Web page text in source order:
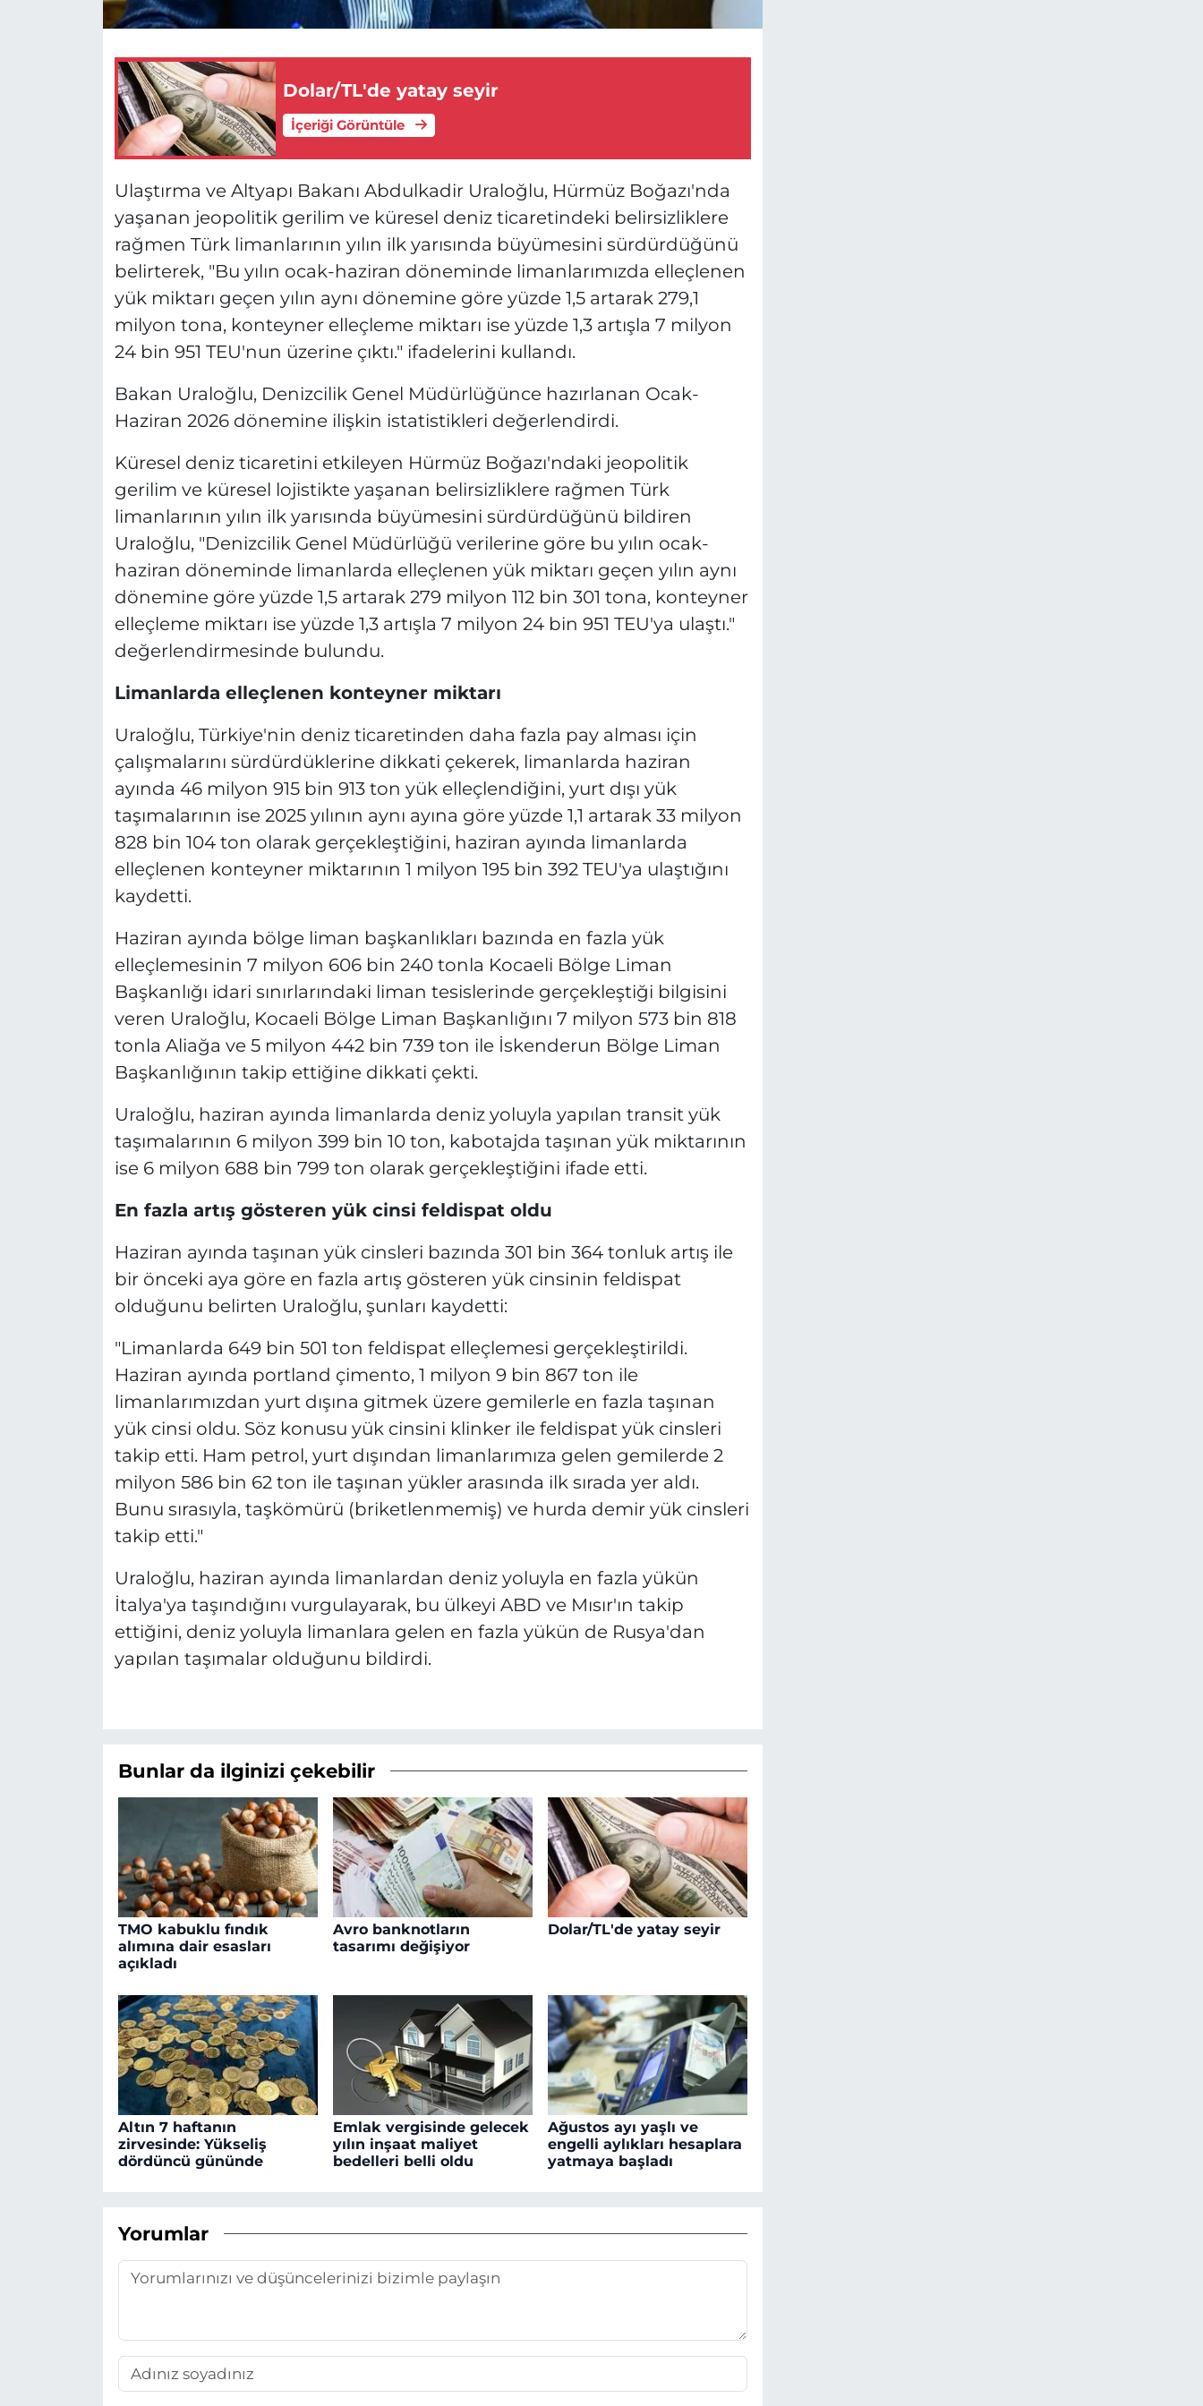
Dolar/TL'de yatay seyir
İçeriği Görüntüle
Ulaştırma ve Altyapı Bakanı Abdulkadir Uraloğlu, Hürmüz Boğazı'nda
yaşanan jeopolitik gerilim ve küresel deniz ticaretindeki belirsizliklere
rağmen Türk limanlarının yılın ilk yarısında büyümesini sürdürdüğünü
belirterek, "Bu yılın ocak-haziran döneminde limanlarımızda elleçlenen
yük miktarı geçen yılın aynı dönemine göre yüzde 1,5 artarak 279,1
milyon tona, konteyner elleçleme miktarı ise yüzde 1,3 artışla 7 milyon
24 bin 951 TEU'nun üzerine çıktı." ifadelerini kullandı.
Bakan Uraloğlu, Denizcilik Genel Müdürlüğünce hazırlanan Ocak-
Haziran 2026 dönemine ilişkin istatistikleri değerlendirdi.
Küresel deniz ticaretini etkileyen Hürmüz Boğazı'ndaki jeopolitik
gerilim ve küresel lojistikte yaşanan belirsizliklere rağmen Türk
limanlarının yılın ilk yarısında büyümesini sürdürdüğünü bildiren
Uraloğlu, "Denizcilik Genel Müdürlüğü verilerine göre bu yılın ocak-
haziran döneminde limanlarda elleçlenen yük miktarı geçen yılın aynı
dönemine göre yüzde 1,5 artarak 279 milyon 112 bin 301 tona, konteyner
elleçleme miktarı ise yüzde 1,3 artışla 7 milyon 24 bin 951 TEU'ya ulaştı."
değerlendirmesinde bulundu.
Limanlarda elleçlenen konteyner miktarı
Uraloğlu, Türkiye'nin deniz ticaretinden daha fazla pay alması için
çalışmalarını sürdürdüklerine dikkati çekerek, limanlarda haziran
ayında 46 milyon 915 bin 913 ton yük elleçlendiğini, yurt dışı yük
taşımalarının ise 2025 yılının aynı ayına göre yüzde 1,1 artarak 33 milyon
828 bin 104 ton olarak gerçekleştiğini, haziran ayında limanlarda
elleçlenen konteyner miktarının 1 milyon 195 bin 392 TEU'ya ulaştığını
kaydetti.
Haziran ayında bölge liman başkanlıkları bazında en fazla yük
elleçlemesinin 7 milyon 606 bin 240 tonla Kocaeli Bölge Liman
Başkanlığı idari sınırlarındaki liman tesislerinde gerçekleştiği bilgisini
veren Uraloğlu, Kocaeli Bölge Liman Başkanlığını 7 milyon 573 bin 818
tonla Aliağa ve 5 milyon 442 bin 739 ton ile İskenderun Bölge Liman
Başkanlığının takip ettiğine dikkati çekti.
Uraloğlu, haziran ayında limanlarda deniz yoluyla yapılan transit yük
taşımalarının 6 milyon 399 bin 10 ton, kabotajda taşınan yük miktarının
ise 6 milyon 688 bin 799 ton olarak gerçekleştiğini ifade etti.
En fazla artış gösteren yük cinsi feldispat oldu
Haziran ayında taşınan yük cinsleri bazında 301 bin 364 tonluk artış ile
bir önceki aya göre en fazla artış gösteren yük cinsinin feldispat
olduğunu belirten Uraloğlu, şunları kaydetti:
"Limanlarda 649 bin 501 ton feldispat elleçlemesi gerçekleştirildi.
Haziran ayında portland çimento, 1 milyon 9 bin 867 ton ile
limanlarımızdan yurt dışına gitmek üzere gemilerle en fazla taşınan
yük cinsi oldu. Söz konusu yük cinsini klinker ile feldispat yük cinsleri
takip etti. Ham petrol, yurt dışından limanlarımıza gelen gemilerde 2
milyon 586 bin 62 ton ile taşınan yükler arasında ilk sırada yer aldı.
Bunu sırasıyla, taşkömürü (briketlenmemiş) ve hurda demir yük cinsleri
takip etti."
Uraloğlu, haziran ayında limanlardan deniz yoluyla en fazla yükün
İtalya'ya taşındığını vurgulayarak, bu ülkeyi ABD ve Mısır'ın takip
ettiğini, deniz yoluyla limanlara gelen en fazla yükün de Rusya'dan
yapılan taşımalar olduğunu bildirdi.
Bunlar da ilginizi çekebilir
TMO kabuklu fındık
alımına dair esasları
açıkladı
Avro banknotların
tasarımı değişiyor
Dolar/TL'de yatay seyir
Altın 7 haftanın
zirvesinde: Yükseliş
dördüncü gününde
Emlak vergisinde gelecek
yılın inşaat maliyet
bedelleri belli oldu
Ağustos ayı yaşlı ve
engelli aylıkları hesaplara
yatmaya başladı
Yorumlar